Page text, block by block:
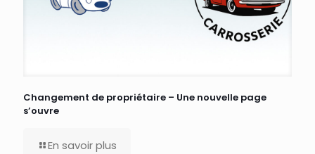
Changement de propriétaire – Une nouvelle page
s’ouvre
En savoir plus